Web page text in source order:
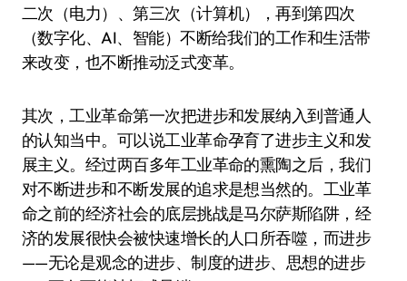
二次（电力）、第三次（计算机），再到第四次
（数字化、AI、智能）不断给我们的工作和生活带
来改变，也不断推动泛式变革。
其次，工业革命第一次把进步和发展纳入到普通人
的认知当中。可以说工业革命孕育了进步主义和发
展主义。经过两百多年工业革命的熏陶之后，我们
对不断进步和不断发展的追求是想当然的。工业革
命之前的经济社会的底层挑战是马尔萨斯陷阱，经
济的发展很快会被快速增长的人口所吞噬，而进步
——无论是观念的进步、制度的进步、思想的进步